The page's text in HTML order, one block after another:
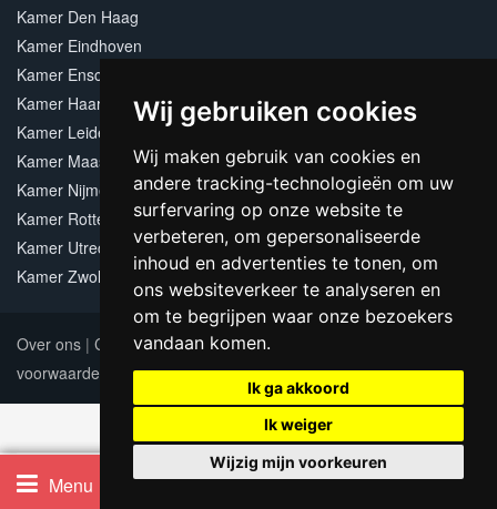
Wij gebruiken cookies
Wij maken gebruik van cookies en
andere tracking-technologieën om uw
surfervaring op onze website te
verbeteren, om gepersonaliseerde
inhoud en advertenties te tonen, om
ons websiteverkeer te analyseren en
om te begrijpen waar onze bezoekers
vandaan komen.
Ik ga akkoord
Ik weiger
Wijzig mijn voorkeuren
Home
Filter
Menu Filteren
Kamer Den Haag
Kamer Eindhoven
Kamer Enschede
Kamer Haarlem
Kamer Leiden
Kamer Maastricht
Kamer Nijmegen
Kamer Rotterdam
Kamer Utrecht
Kamer Zwolle
Over ons | Contact|Adverteren|Sitemap
voorwaarden
Update cookies preferences